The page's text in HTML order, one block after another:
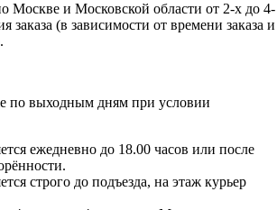
Москве и Московской области от 2-х до 4-
заказа (в зависимости от времени заказа и
по выходным дням при условии
ежедневно до 18.00 часов или после
строго до подъезда, на этаж курьер